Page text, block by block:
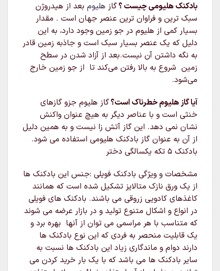
بادکنک هلیومی چیست ؟گاز هلیوم بعد از هیدروژن
سبک‌ ترین و فراوان‌ ترین عنصر جهان است . مقدار
بسیار کمی از هلیوم در جو زمین وجود دارد، به این
دلیل که یک عنصر بسیار سبک است و جاذبه زمین قادر
به نگه داشتن آن نیست.بعد از آزاد شدن در سطح
زمین شروع به بالا رفتن می‌کند تا از جو زمین خارج
می‌شود.
آیا گاز هلیوم خطرناک است؟گاز هلیوم جزو گازهای
خنثی است و با عناصر دیگر به هیچ عنوان واکنش
نشان نمی دهد. این گاز آتش زا نیست و به همین دلیل
از آن به عنوان گاز بادکنک هلیومی استفاده می شود.
بادکنک ۵ تکه یکسالگی دختر
مشخصات و ویژگی بادکنک فویلی :جنس این بادکنک ها
از یک ورق نازک متالایز تشکیل شده است که همانند
کاغذهای کادویی زروقی می باشند. بادکنک های فویلی
در انواع و اشکال متنوع تولید و در بازار عرضه می شوند
که متناسب با هر مراسمی می توان از آنها بهره برد و
یک قابلیت منحصر به فردی که این نوع بادکنک ها
دارند دوام و ماندگاری زیاد این بادکنک ها نسبت به
سایر بادکنک ها می باشد که با یک بار خرید کردن می